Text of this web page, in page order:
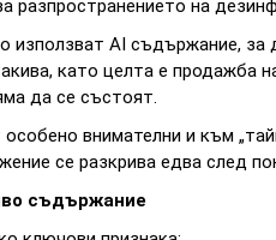
разпространението на
използват AI съдържание,
като целта е продажба
да се състоят.
внимателни и към
се разкрива едва след
съдържание